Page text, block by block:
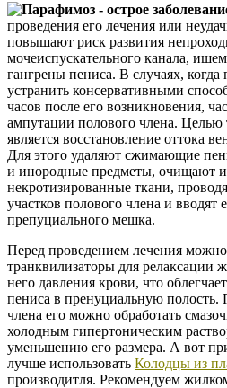
проведения его лечения или
повышают риск развития
мочеиспускательного канала,
гангрены пениса. В случаях, когда
устранить консервативными
часов после его возникновения,
ампутации полового члена. Целью
является восстановление оттока
Для этого удаляют сжимающие
и инородные предметы, очищают
некротизированные ткани,
участков полового члена и вводят
препуциального мешка.
Перед проведением лечения можно
транквилизаторы для релаксации
него давления крови, что
пениса в пренуциальную полость.
члена его можно обработать
холодным гипертоническим
уменьшению его размера. А вот
лучше использовать Колодцы из
производитля. Рекомендуем